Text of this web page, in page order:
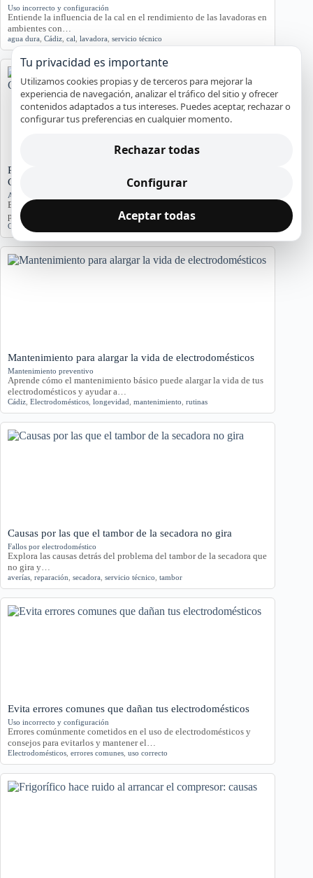
Uso incorrecto y configuración
Entiende la influencia de la cal en el rendimiento de las lavadoras en
ambientes con…
agua dura Cádiz cal lavadora servicio técnico
Problemas de Electrodomésticos en Pisos Antiguos de
Cádiz
Averías y orientación en Cádiz
Exploramos los problemas más comunes de electrodomésticos en
pisos antiguos de Cádiz, considerando la humedad…
Cádiz
Mantenimiento para alargar la vida de electrodomésticos
Mantenimiento preventivo
Aprende cómo el mantenimiento básico puede alargar la vida de tus
electrodomésticos y ayudar a…
Cádiz Electrodomésticos longevidad mantenimiento rutinas
Causas por las que el tambor de la secadora no gira
Fallos por electrodoméstico
Explora las causas detrás del problema del tambor de la secadora que
no gira y…
averías reparación secadora servicio técnico tambor
Evita errores comunes que dañan tus electrodomésticos
Uso incorrecto y configuración
Errores comúnmente cometidos en el uso de electrodomésticos y
consejos para evitarlos y mantener el…
Electrodomésticos errores comunes uso correcto
Tu privacidad es importante
Utilizamos cookies propias y de terceros para mejorar la
experiencia de navegación, analizar el tráfico del sitio y ofrecer
contenidos adaptados a tus intereses. Puedes aceptar, rechazar o
configurar tus preferencias en cualquier momento.
Rechazar todas
Configurar
Aceptar todas